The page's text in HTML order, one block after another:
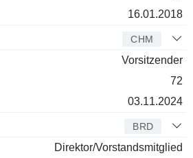
16.01.2018
CHM
Vorsitzender
72
03.11.2024
BRD
Direktor/Vorstandsmitglied